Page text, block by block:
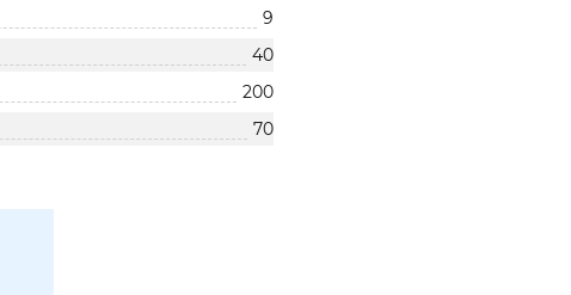
9
40
200
70